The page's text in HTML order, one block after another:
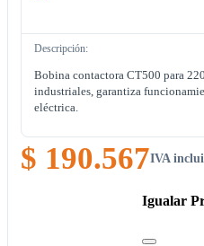
Descripción:
Bobina contactora CT500 para
industriales, garantiza
eléctrica.
$ 190.567IVA
Igualar